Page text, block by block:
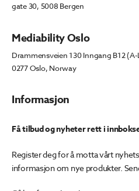
Informasjon
gate 30, 5008 Bergen
Mediability Oslo
Drammensveien 130 Inngang B12
0277 Oslo, Norway
Få tilbud og nyheter rett i
Register deg for å motta vårt
informasjon om nye produkter.